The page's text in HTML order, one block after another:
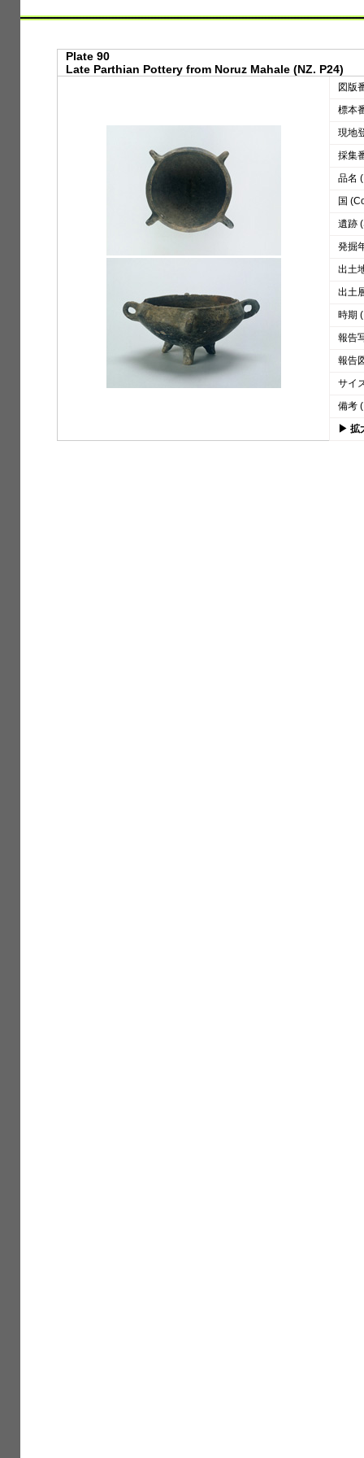
Plate 90
Late Parthian Pottery from Noruz Mahale (NZ. P24)
図版
標本
現地
採集
品名
国
遺跡
発掘
出土
出土
時期
報告
報告
サイ
備考
▶ 拡